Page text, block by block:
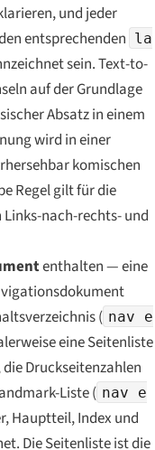
und jeder
entsprechenden la
sein. Text-to-
auf der Grundlage
Absatz in einem
wird in einer
komischen
Regel gilt für die
nach-rechts- und
enthalten — eine
( nav e
eine Seitenliste
die Druckseitenzahlen
Liste ( nav e
Hauptteil, Index und
Die Seitenliste ist die